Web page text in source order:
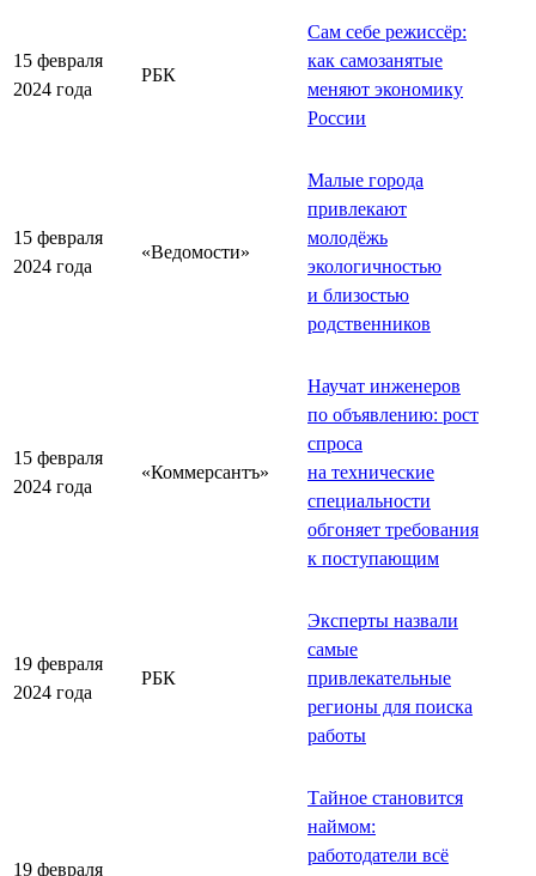
15 февраля
2024 года
РБК
Сам себе режиссёр:
как самозанятые
меняют экономику
России
15 февраля
2024 года
«Ведомости»
Малые города
привлекают
молодёжь
экологичностью
и близостью
родственников
15 февраля
2024 года
«Коммерсантъ»
Научат инженеров
по объявлению: рост
спроса
на технические
специальности
обгоняет требования
к поступающим
19 февраля
2024 года
РБК
Эксперты назвали
самые
привлекательные
регионы для поиска
работы
19 февраля
Тайное становится
наймом:
работодатели всё